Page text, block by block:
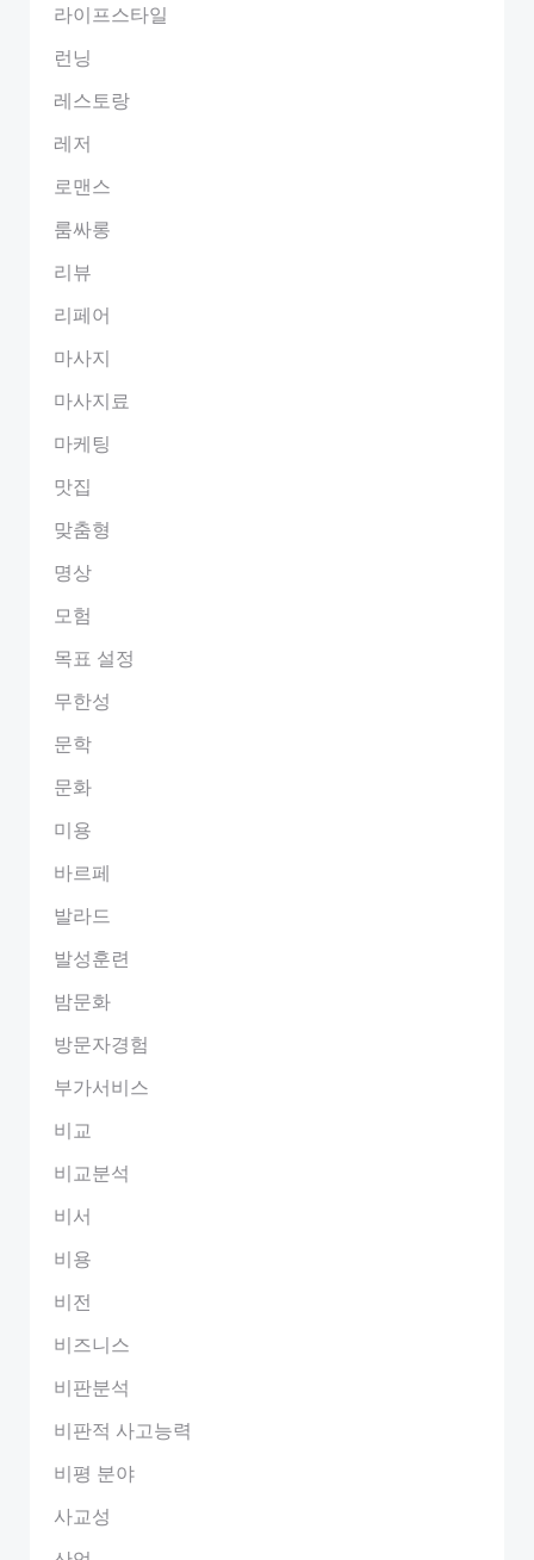
라이프스타일
런닝
레스토랑
레저
로맨스
룸싸롱
리뷰
리페어
마사지
마사지료
마케팅
맛집
맞춤형
명상
모험
목표 설정
무한성
문학
문화
미용
바르페
발라드
발성훈련
밤문화
방문자경험
부가서비스
비교
비교분석
비서
비용
비전
비즈니스
비판분석
비판적 사고능력
비평 분야
사교성